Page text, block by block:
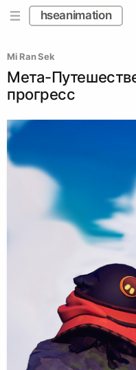
hseanimation
Mi Ran Sek
Мета-
прогресс